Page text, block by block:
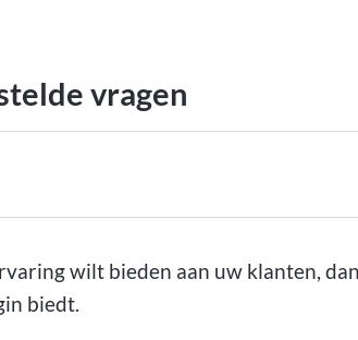
vragen
wilt bieden aan uw klanten,
biedt.